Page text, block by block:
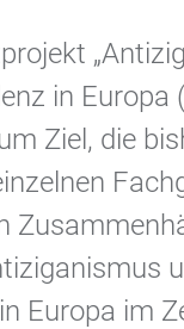
in Europa
Ziel, die
Europa im